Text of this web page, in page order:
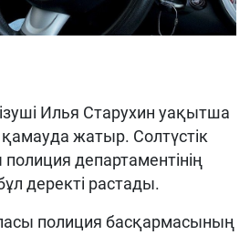
Илья Старухин уақытша
жатыр. Солтүстік
департаментінің
деректі растады.
полиция басқармасының